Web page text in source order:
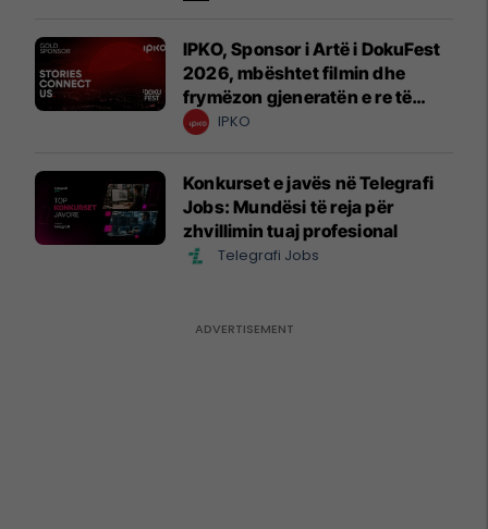
IPKO, Sponsor i Artë i DokuFest
2026, mbështet filmin dhe
frymëzon gjeneratën e re të
krijuesve
IPKO
Konkurset e javës në Telegrafi
Jobs: Mundësi të reja për
zhvillimin tuaj profesional
Telegrafi Jobs